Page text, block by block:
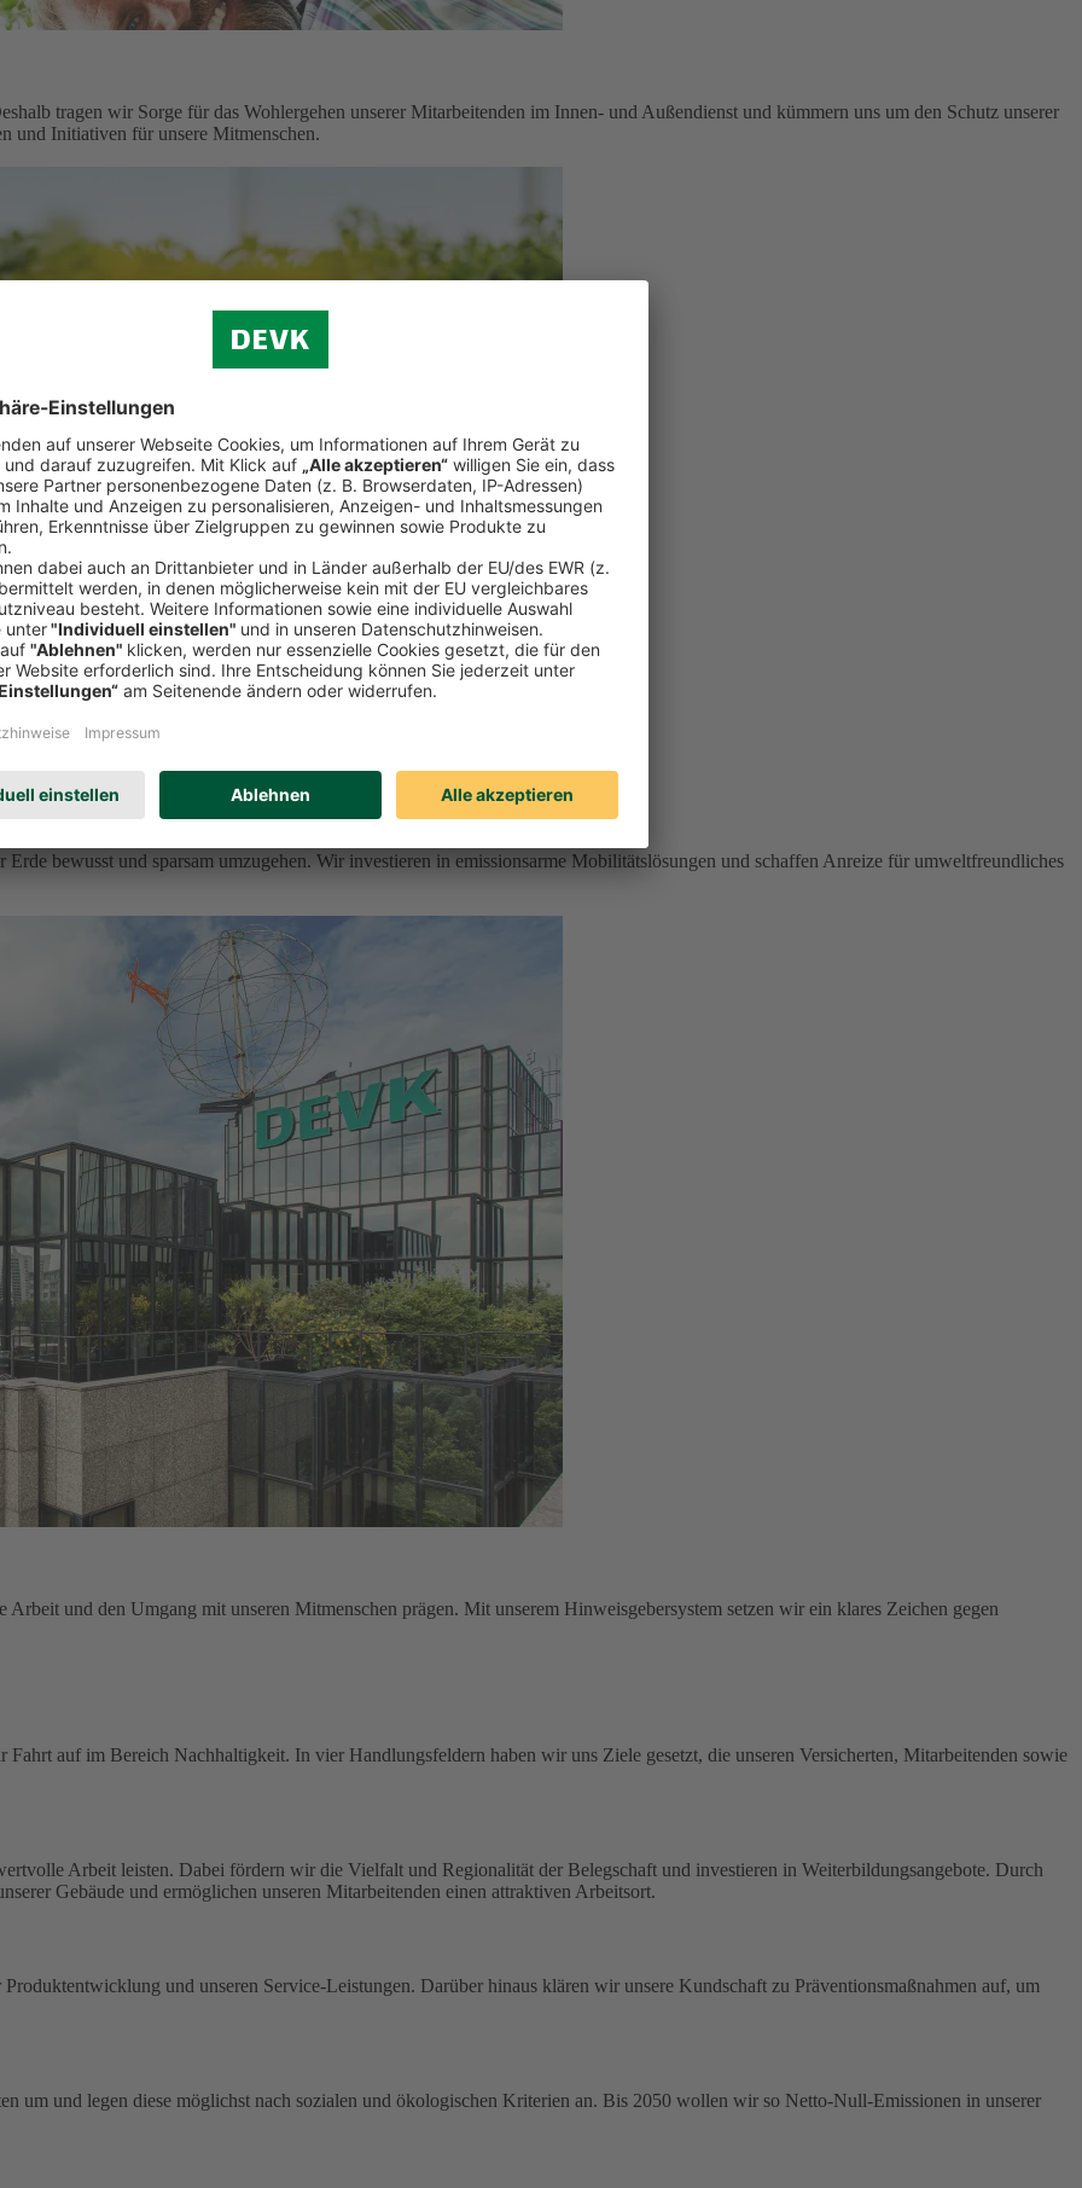
tragen wir Sorge für das Wohlergehen unserer Mitarbeitenden im Innen- und Außendienst und kümmern uns um den Schutz unserer
und Initiativen für unsere Mitmenschen.
bewusst und sparsam umzugehen. Wir investieren in emissionsarme Mobilitätslösungen und schaffen Anreize für umweltfreundliches
und den Umgang mit unseren Mitmenschen prägen. Mit unserem Hinweisgebersystem setzen wir ein klares Zeichen gegen
auf im Bereich Nachhaltigkeit. In vier Handlungsfeldern haben wir uns Ziele gesetzt, die unseren Versicherten, Mitarbeitenden sowie
Arbeit leisten. Dabei fördern wir die Vielfalt und Regionalität der Belegschaft und investieren in Weiterbildungsangebote. Durch
Gebäude und ermöglichen unseren Mitarbeitenden einen attraktiven Arbeitsort.
und unseren Service-Leistungen. Darüber hinaus klären wir unsere Kundschaft zu Präventionsmaßnahmen auf, um
um und legen diese möglichst nach sozialen und ökologischen Kriterien an. Bis 2050 wollen wir so Netto-Null-Emissionen in unserer